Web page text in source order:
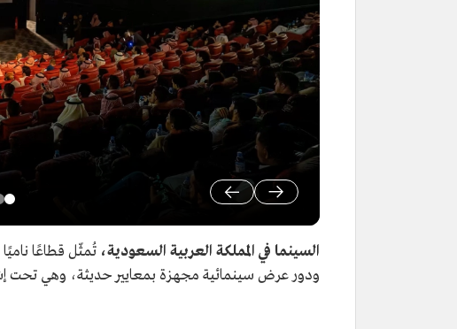
السينما في المملكة العربية السعودية، تُمثّل قطاعًا
ودور عرض سينمائية مجهزة بمعايير حديثة، وهي تحت